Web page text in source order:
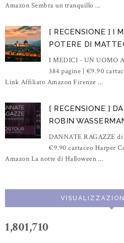
Amazon Sembra un tranquillo ...
[ RECENSIONE ] I
POTERE DI
I MEDICI - UN UOMO
384 pagine | €9.90
Link Affiliato Amazon Firenze ...
[ RECENSIONE ]
ROBIN
DANNATE RAGAZZE
€9.90 cartaceo Harper
Amazon La notte di Halloween ...
1,801,710